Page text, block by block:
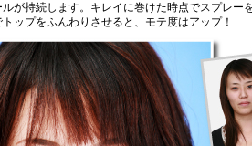
が持続します。キレイに巻けた時点でスプレー
ップをふんわりさせると、モテ度はアップ！